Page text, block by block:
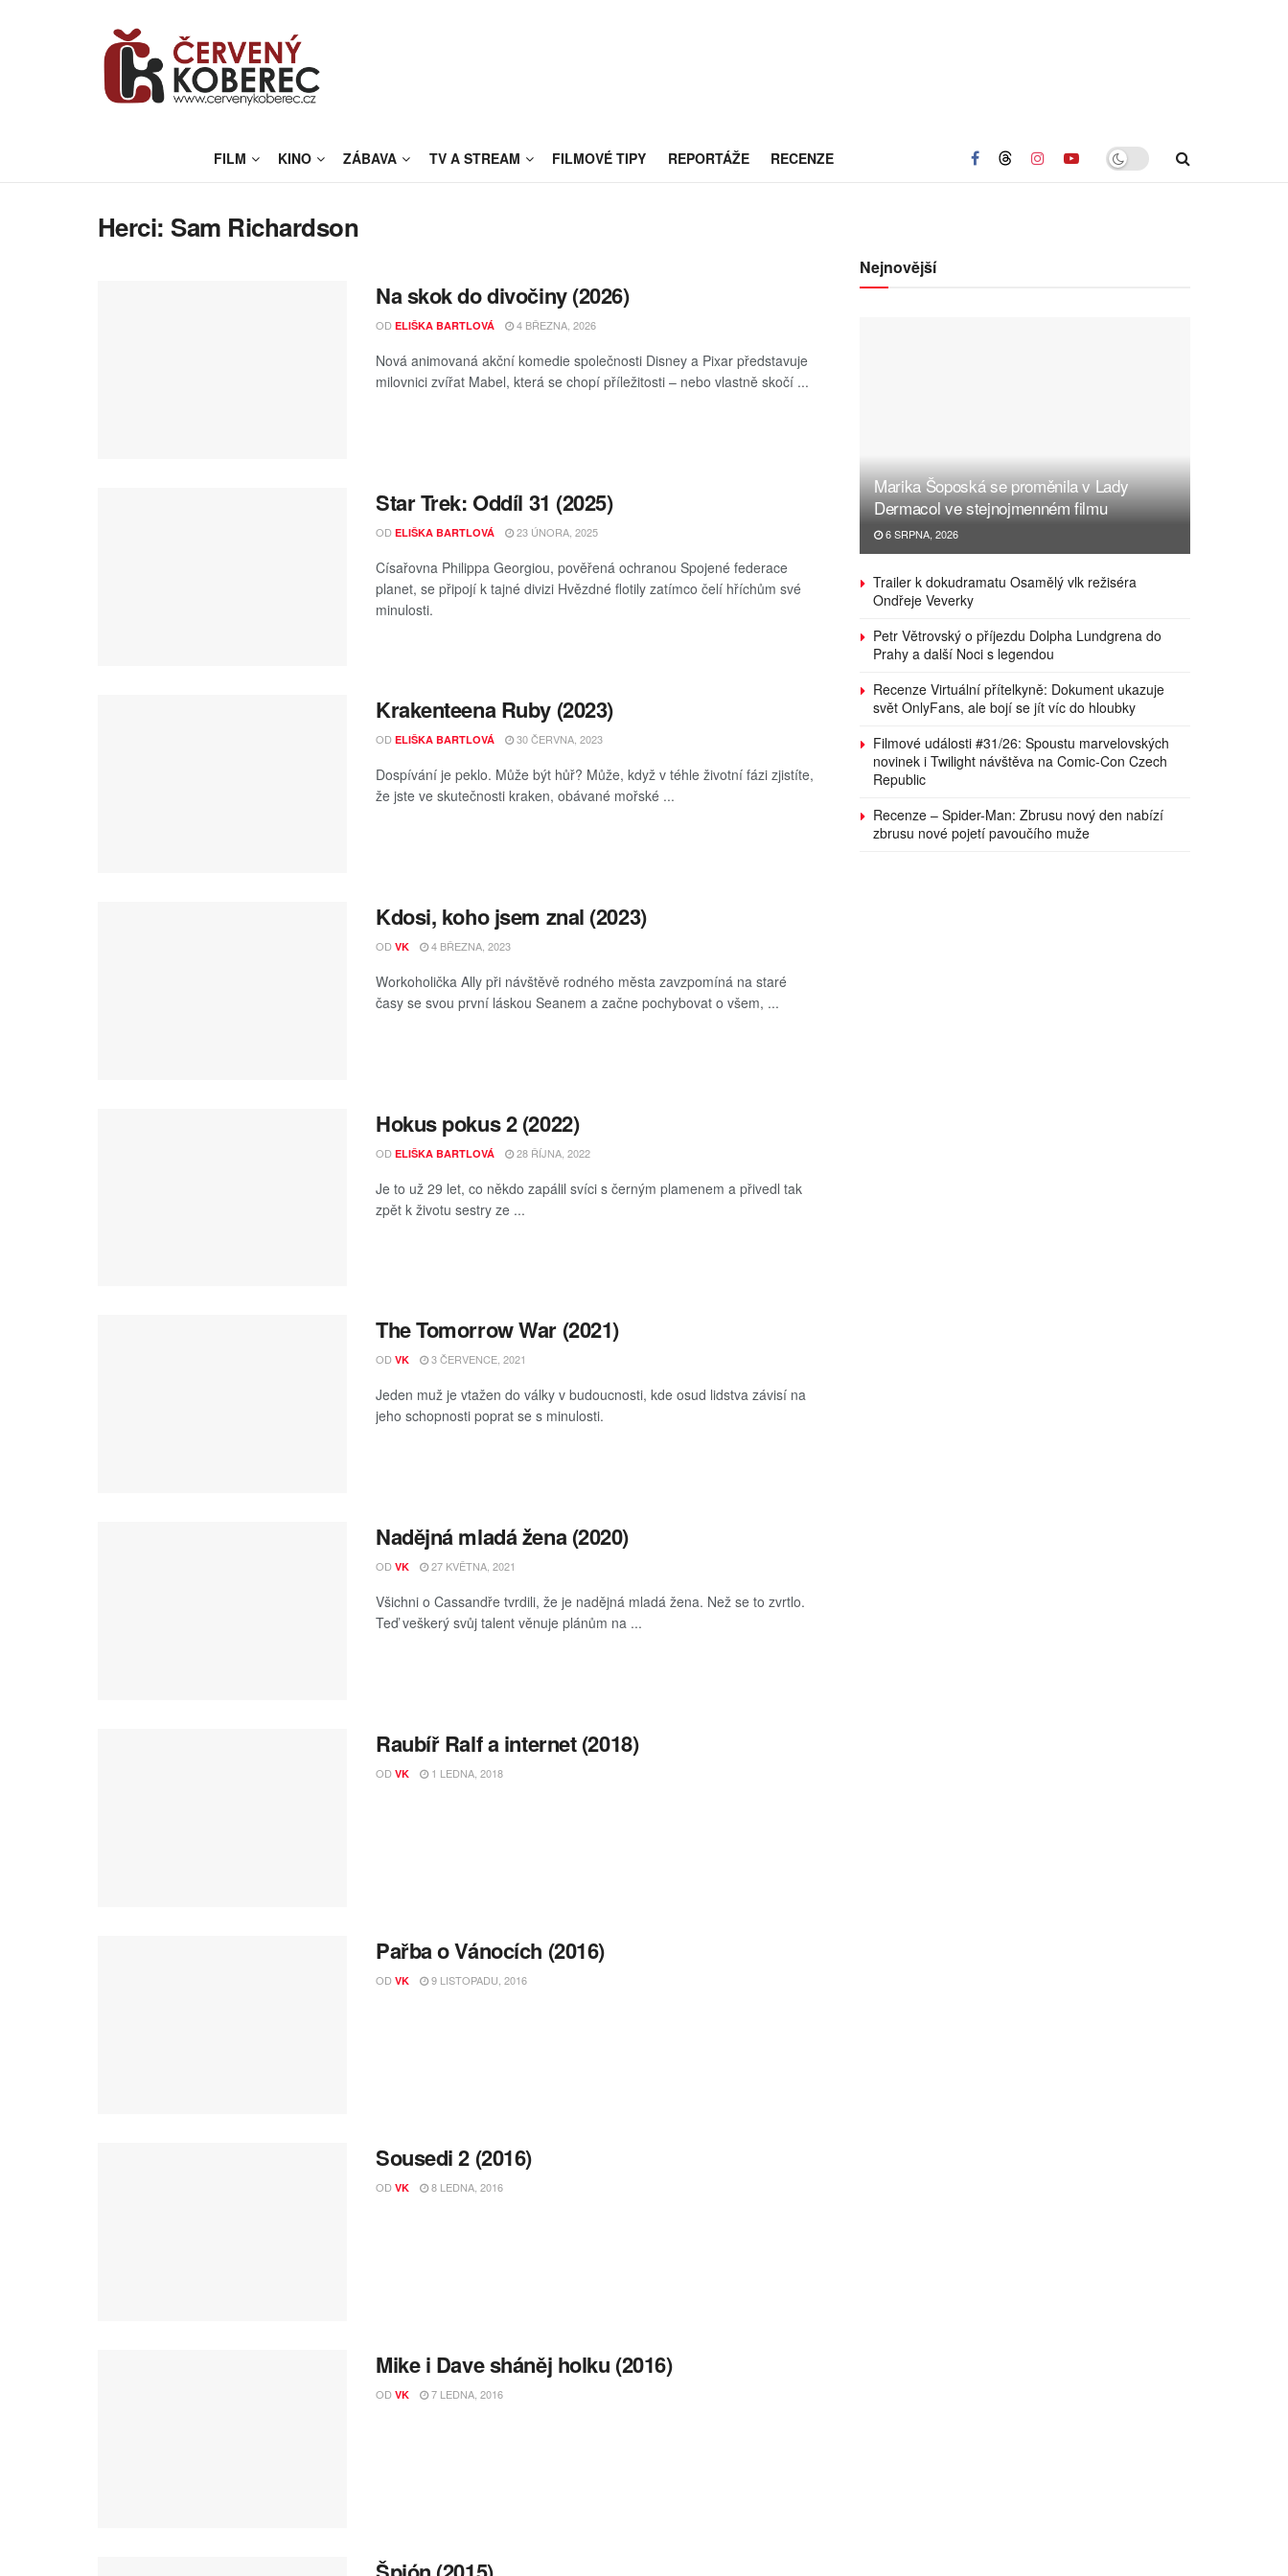
FILM KINO ZÁBAVA TV A STREAM FILMOVÉ TIPY REPORTÁŽE RECENZE
Herci: Sam Richardson
Na skok do divočiny (2026)
OD ELIŠKA BARTLOVÁ 4 BŘEZNA, 2026
Nová animovaná akční komedie společnosti Disney a Pixar představuje
milovnici zvířat Mabel, která se chopí příležitosti – nebo vlastně skočí ...
Star Trek: Oddíl 31 (2025)
OD ELIŠKA BARTLOVÁ 23 ÚNORA, 2025
Císařovna Philippa Georgiou, pověřená ochranou Spojené federace
planet, se připojí k tajné divizi Hvězdné flotily zatímco čelí hříchům své
minulosti.
Krakenteena Ruby (2023)
OD ELIŠKA BARTLOVÁ 30 ČERVNA, 2023
Dospívání je peklo. Může být hůř? Může, když v téhle životní fázi zjistíte,
že jste ve skutečnosti kraken, obávané mořské ...
Kdosi, koho jsem znal (2023)
OD VK 4 BŘEZNA, 2023
Workoholička Ally při návštěvě rodného města zavzpomíná na staré
časy se svou první láskou Seanem a začne pochybovat o všem, ...
Hokus pokus 2 (2022)
OD ELIŠKA BARTLOVÁ 28 ŘÍJNA, 2022
Je to už 29 let, co někdo zapálil svíci s černým plamenem a přivedl tak
zpět k životu sestry ze ...
The Tomorrow War (2021)
OD VK 3 ČERVENCE, 2021
Jeden muž je vtažen do války v budoucnosti, kde osud lidstva závisí na
jeho schopnosti poprat se s minulosti.
Nadějná mladá žena (2020)
OD VK 27 KVĚTNA, 2021
Všichni o Cassandře tvrdili, že je nadějná mladá žena. Než se to zvrtlo.
Teď veškerý svůj talent věnuje plánům na ...
Raubíř Ralf a internet (2018)
OD VK 1 LEDNA, 2018
Pařba o Vánocích (2016)
OD VK 9 LISTOPADU, 2016
Sousedi 2 (2016)
OD VK 8 LEDNA, 2016
Mike i Dave sháněj holku (2016)
OD VK 7 LEDNA, 2016
Nejnovější
Marika Šoposká se proměnila v Lady
Dermacol ve stejnojmenném filmu
6 SRPNA, 2026
Trailer k dokudramatu Osamělý vlk režiséra
Ondřeje Veverky
Petr Větrovský o příjezdu Dolpha Lundgrena do
Prahy a další Noci s legendou
Recenze Virtuální přítelkyně: Dokument ukazuje
svět OnlyFans, ale bojí se jít víc do hloubky
Filmové události #31/26: Spoustu marvelovských
novinek i Twilight návštěva na Comic-Con Czech
Republic
Recenze – Spider-Man: Zbrusu nový den nabízí
zbrusu nové pojetí pavoučího muže